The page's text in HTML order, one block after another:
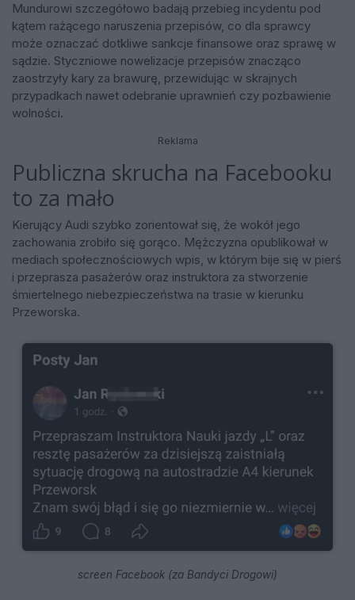
Mundurowi szczegółowo badają przebieg incydentu pod
kątem rażącego naruszenia przepisów, co dla sprawcy
może oznaczać dotkliwe sankcje finansowe oraz sprawę w
sądzie. Styczniowe nowelizacje przepisów znacząco
zaostrzyły kary za brawurę, przewidując w skrajnych
przypadkach nawet odebranie uprawnień czy pozbawienie
wolności.
Reklama
Publiczna skrucha na Facebooku
to za mało
Kierujący Audi szybko zorientował się, że wokół jego
zachowania zrobiło się gorąco. Mężczyzna opublikował w
mediach społecznościowych wpis, w którym bije się w pierś
i przeprasza pasażerów oraz instruktora za stworzenie
śmiertelnego niebezpieczeństwa na trasie w kierunku
Przeworska.
screen Facebook (za Bandyci Drogowi)